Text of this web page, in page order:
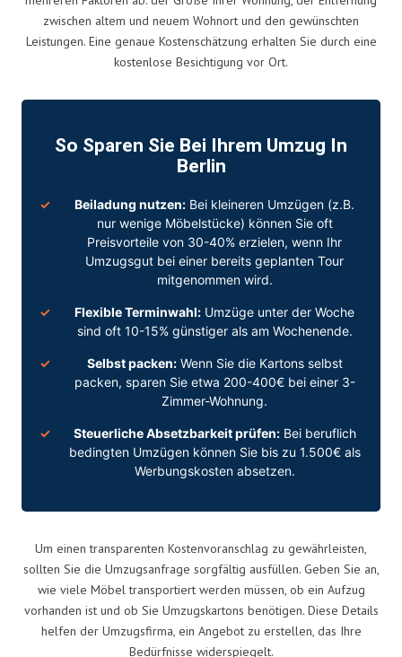
zwischen altem und neuem Wohnort und den gewünschten
Leistungen. Eine genaue Kostenschätzung erhalten Sie durch eine
kostenlose Besichtigung vor Ort.
So Sparen Sie Bei Ihrem Umzug In
Berlin
Beiladung nutzen: Bei kleineren Umzügen (z.B.
nur wenige Möbelstücke) können Sie oft
Preisvorteile von 30-40% erzielen, wenn Ihr
Umzugsgut bei einer bereits geplanten Tour
mitgenommen wird.
Flexible Terminwahl: Umzüge unter der Woche
sind oft 10-15% günstiger als am Wochenende.
Selbst packen:Wenn Sie die Kartons selbst
packen, sparen Sie etwa 200-400€ bei einer 3-
Zimmer-Wohnung.
Steuerliche Absetzbarkeit prüfen:Bei beruflich
bedingten Umzügen können Sie bis zu 1.500€ als
Werbungskosten absetzen.
Um einen transparenten Kostenvoranschlag zu gewährleisten,
sollten Sie die Umzugsanfrage sorgfältig ausfüllen. Geben Sie an,
wie viele Möbel transportiert werden müssen, ob ein Aufzug
vorhanden ist und ob Sie Umzugskartons benötigen. Diese Details
helfen der Umzugsfirma, ein Angebot zu erstellen, das Ihre
Bedürfnisse widerspiegelt.